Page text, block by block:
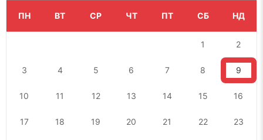
ПН ВТ СР ЧТ ПТ СБ НД
1 2
3 4 5 6 7 8 9
10 11 12 13 14 15 16
17 18 19 20 21 22 23